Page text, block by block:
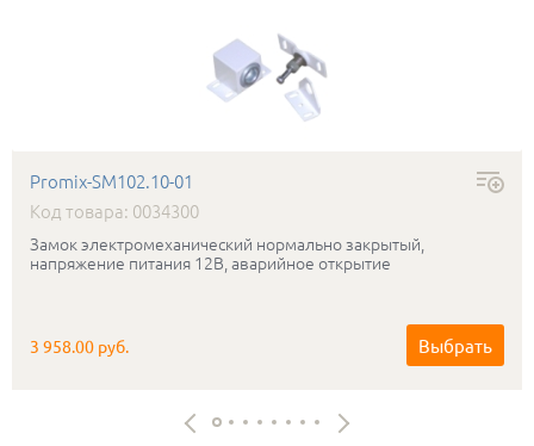
Promix-SM102.10-01
Код товара: 0034300
Замок электромеханический нормально закрытый,
напряжение питания 12В, аварийное открытие
3 958.00 руб. Выбрать